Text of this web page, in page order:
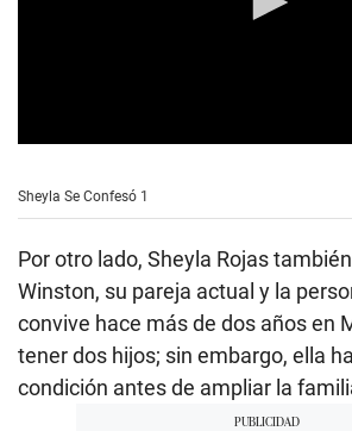
e
n
d
s
o
f
m
i
n
Sheyla Se Confesó 1
Por otro lado, Sheyla Rojas
Winston, su pareja actual y la
convive hace más de dos años en
tener dos hijos; sin embargo, ella
condición antes de ampliar la